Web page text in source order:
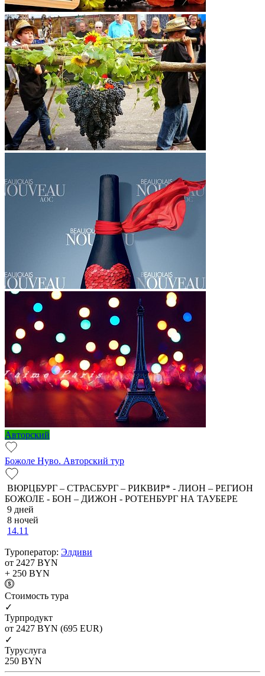
Авторский
Божоле Нуво. Авторский тур
ВЮРЦБУРГ – СТРАСБУРГ – РИКВИР* - ЛИОН – РЕГИОН
БОЖОЛЕ - БОН – ДИЖОН - РОТЕНБУРГ НА ТАУБЕРЕ
9 дней
8 ночей
14.11
Туроператор: Элдиви
от 2427 BYN
+ 250 BYN
Cтоимость тура
✓
Турпродукт
от 2427 BYN (695 EUR)
✓
Туруслуга
250 BYN